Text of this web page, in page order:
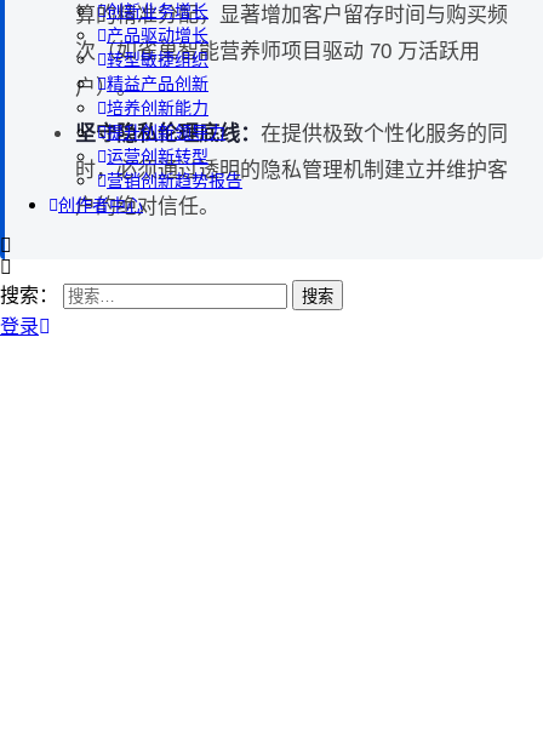
创新业务增长
产品驱动增长
转型敏捷组织
精益产品创新
培养创新能力
提升创新领导力
运营创新转型
营销创新趋势报告
创作者中心
搜索：
登录
算的精准分配，显著增加客户留存时间与购买频
次（如雀巢智能营养师项目驱动 70 万活跃用
户）。
坚守隐私伦理底线： 在提供极致个性化服务的同
时，必须通过透明的隐私管理机制建立并维护客
户的绝对信任。